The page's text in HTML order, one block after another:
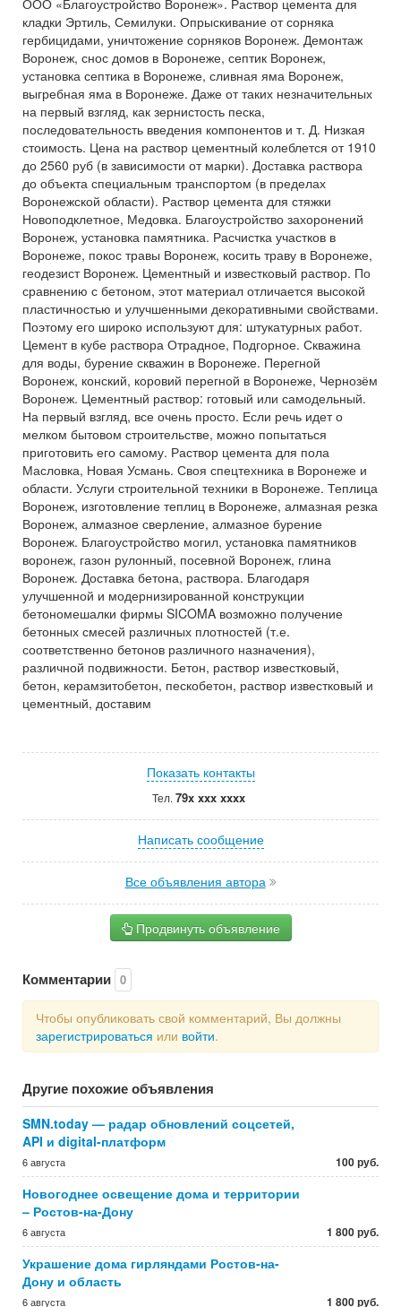
ООО «Благоустройство Воронеж». Раствор цемента для
кладки Эртиль, Семилуки. Опрыскивание от сорняка
гербицидами, уничтожение сорняков Воронеж. Демонтаж
Воронеж, снос домов в Воронеже, септик Воронеж,
установка септика в Воронеже, сливная яма Воронеж,
выгребная яма в Воронеже. Даже от таких незначительных
на первый взгляд, как зернистость песка,
последовательность введения компонентов и т. Д. Низкая
стоимость. Цена на раствор цементный колеблется от 1910
до 2560 руб (в зависимости от марки). Доставка раствора
до объекта специальным транспортом (в пределах
Воронежской области). Раствор цемента для стяжки
Новоподклетное, Медовка. Благоустройство захоронений
Воронеж, установка памятника. Расчистка участков в
Воронеже, покос травы Воронеж, косить траву в Воронеже,
геодезист Воронеж. Цементный и известковый раствор. По
сравнению с бетоном, этот материал отличается высокой
пластичностью и улучшенными декоративными свойствами.
Поэтому его широко используют для: штукатурных работ.
Цемент в кубе раствора Отрадное, Подгорное. Скважина
для воды, бурение скважин в Воронеже. Перегной
Воронеж, конский, коровий перегной в Воронеже, Чернозём
Воронеж. Цементный раствор: готовый или самодельный.
На первый взгляд, все очень просто. Если речь идет о
мелком бытовом строительстве, можно попытаться
приготовить его самому. Раствор цемента для пола
Масловка, Новая Усмань. Своя спецтехника в Воронеже и
области. Услуги строительной техники в Воронеже. Теплица
Воронеж, изготовление теплиц в Воронеже, алмазная резка
Воронеж, алмазное сверление, алмазное бурение
Воронеж. Благоустройство могил, установка памятников
воронеж, газон рулонный, посевной Воронеж, глина
Воронеж. Доставка бетона, раствора. Благодаря
улучшенной и модернизированной конструкции
бетономешалки фирмы SICOMA возможно получение
бетонных смесей различных плотностей (т.е.
соответственно бетонов различного назначения),
различной подвижности. Бетон, раствор известковый,
бетон, керамзитобетон, пескобетон, раствор известковый и
цементный, доставим
Показать контакты
Тел. 79x xxx xxxx
Написать сообщение
Все объявления автора
Продвинуть объявление
Комментарии 0
Чтобы опубликовать свой комментарий, Вы должны
зарегистрироваться или войти.
Другие похожие объявления
SMN.today — радар обновлений соцсетей,
API и digital-платформ
6 августа 100 руб.
Новогоднее освещение дома и территории
– Ростов-на-Дону
6 августа 1 800 руб.
Украшение дома гирляндами Ростов-на-
Дону и область
6 августа 1 800 руб.